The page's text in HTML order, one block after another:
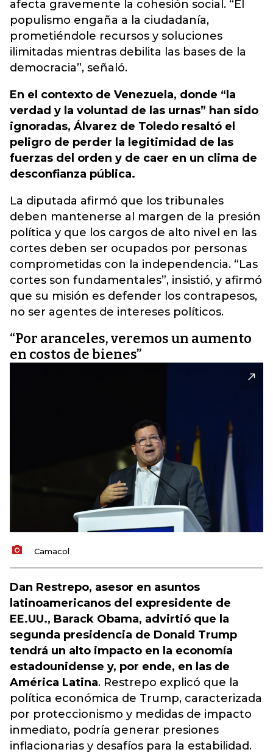
afecta gravemente la cohesión social. “El
populismo engaña a la ciudadanía,
prometiéndole recursos y soluciones
ilimitadas mientras debilita las bases de la
democracia”, señaló.
En el contexto de Venezuela, donde “la
verdad y la voluntad de las urnas” han sido
ignoradas, Álvarez de Toledo resaltó el
peligro de perder la legitimidad de las
fuerzas del orden y de caer en un clima de
desconfianza pública.
La diputada afirmó que los tribunales
deben mantenerse al margen de la presión
política y que los cargos de alto nivel en las
cortes deben ser ocupados por personas
comprometidas con la independencia. “Las
cortes son fundamentales”, insistió, y afirmó
que su misión es defender los contrapesos,
no ser agentes de intereses políticos.
“Por aranceles, veremos un aumento
en costos de bienes”
Camacol
Dan Restrepo, asesor en asuntos
latinoamericanos del expresidente de
EE.UU., Barack Obama, advirtió que la
segunda presidencia de Donald Trump
tendrá un alto impacto en la economía
estadounidense y, por ende, en las de
América Latina. Restrepo explicó que la
política económica de Trump, caracterizada
por proteccionismo y medidas de impacto
inmediato, podría generar presiones
inflacionarias y desafíos para la estabilidad.